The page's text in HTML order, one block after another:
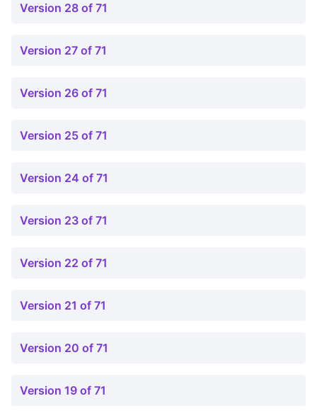
Version 28 of 71
Version 27 of 71
Version 26 of 71
Version 25 of 71
Version 24 of 71
Version 23 of 71
Version 22 of 71
Version 21 of 71
Version 20 of 71
Version 19 of 71